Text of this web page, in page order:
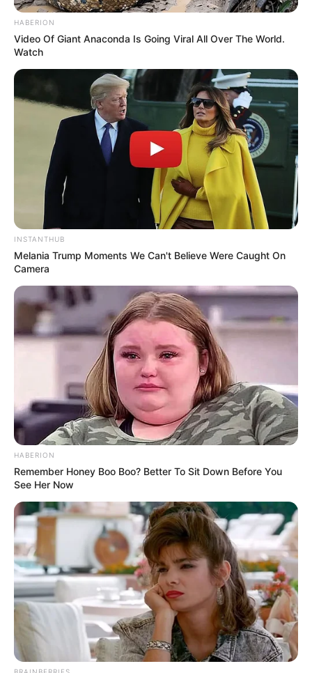
HABERION
Video Of Giant Anaconda Is Going Viral All Over The World.
Watch
INSTANTHUB
Melania Trump Moments We Can't Believe Were Caught On
Camera
HABERION
Remember Honey Boo Boo? Better To Sit Down Before You
See Her Now